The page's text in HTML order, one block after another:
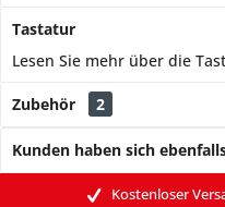
Tastatur
Lesen Sie mehr über die
Zubehör 2
Kunden haben sich
Kostenloser